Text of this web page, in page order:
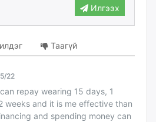
Илгээх
Таагүй
22
repay wearing 15 days, 1
weeks and it is me effective than
and spending money can